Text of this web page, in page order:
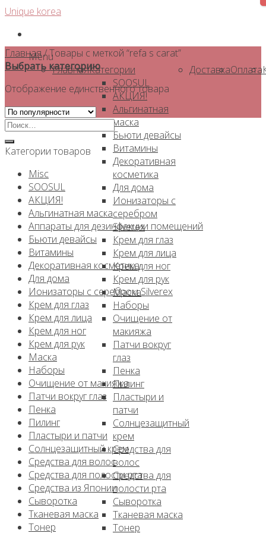
Skip
content
Unique korea
Menu
ГлавнаяКатегории
SOOSUL
АКЦИЯ!
Альгинатная
маска
Бьюти девайсы
Витамины
Декоративная
косметика
Для дома
Ионизаторы с
серебром
Silverex
Крем для глаз
Крем для лица
Крем для ног
Крем для рук
Маска
Наборы
Очищение от
макияжа
Патчи вокруг
глаз
Пенка
Пилинг
Пластыри и
патчи
Солнцезащитный
крем
Средства для
волос
Средства для
полости рта
Сыворотка
Тканевая маска
Тонер
ДоставкаОплата
Главная/Товары с меткой “refa s carat”
Выбрать категорию
Отображение единственного товара
Искать:
Категории товаров
Misc
SOOSUL
АКЦИЯ!
Альгинатная маска
Аппараты для дезинфекции помещений
Бьюти девайсы
Витамины
Декоративная косметика
Для дома
Ионизаторы с серебром Silverex
Крем для глаз
Крем для лица
Крем для ног
Крем для рук
Маска
Наборы
Очищение от макияжа
Патчи вокруг глаз
Пенка
Пилинг
Пластыри и патчи
Солнцезащитный крем
Средства для волос
Средства для полости рта
Средства из Японии
Сыворотка
Тканевая маска
Тонер